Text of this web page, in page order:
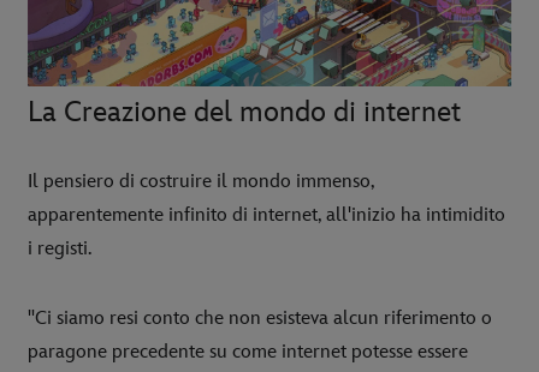
La Creazione del mondo di internet
Il pensiero di costruire il mondo immenso,
apparentemente infinito di internet, all'inizio ha intimidito
i registi.
"Ci siamo resi conto che non esisteva alcun riferimento o
paragone precedente su come internet potesse essere